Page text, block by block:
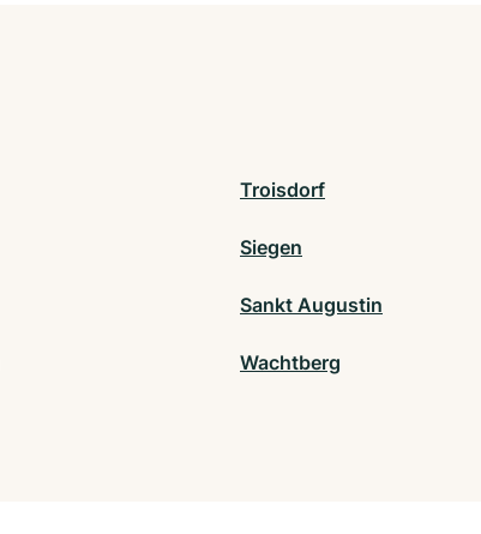
Troisdorf
Siegen
Sankt Augustin
Wachtberg